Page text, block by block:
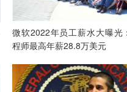
微软2022年员工薪水大曝光
程师最高年薪28.8万美元